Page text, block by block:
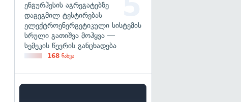
ენგურჰესის აგრეგატებზე
დაგეგმილ ტესტირებას
ელექტროენერგეტიკული სისტემის
სრული გათიშვა მოჰყვა —
სემეკის წევრის განცხადება
168 ნახვა